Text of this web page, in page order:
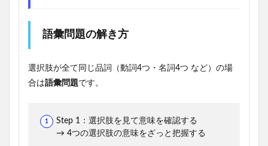
語彙問題の解き方
選択肢が全て同じ品詞（動詞4つ・名詞4つ など）の場
合は語彙問題です。
Step 1：選択肢を見て意味を確認する
→ 4つの選択肢の意味をざっと把握する